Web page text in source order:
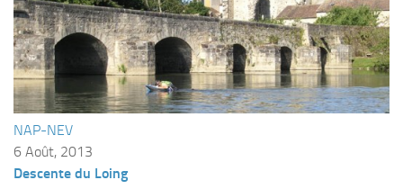
Plongeur N3
Maintien des acquis
Guide de palanquée N4
Initiateur
Organisation
Responsables
NAP-NEV
6 Août, 2013
Descente du Loing